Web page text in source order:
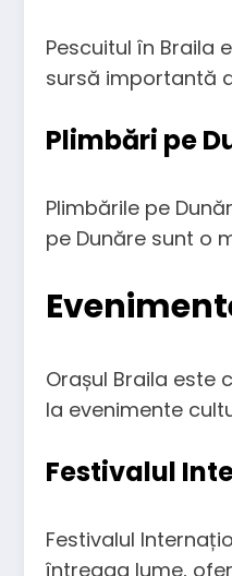
Pescuitul în Braila
sursă importantă
Plimbări pe
Plimbările pe
pe Dunăre sunt o
Orașul Braila este
la evenimente
Festivalul
Festivalul
întreaga lume,